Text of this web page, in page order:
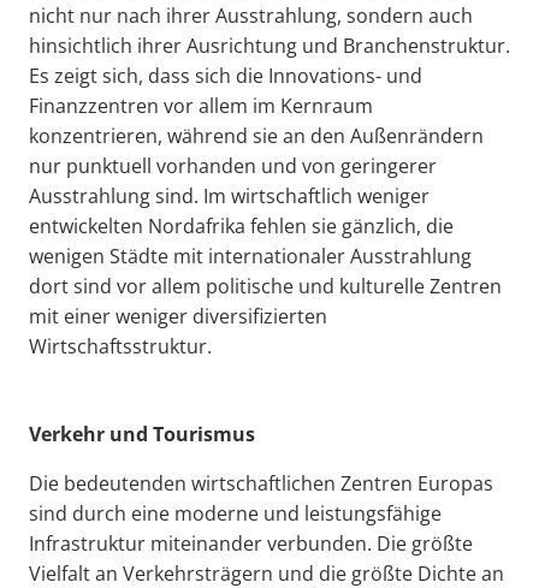
nicht nur nach ihrer Ausstrahlung, sondern auch
hinsichtlich ihrer Ausrichtung und Branchenstruktur.
Es zeigt sich, dass sich die Innovations- und
Finanzzentren vor allem im Kernraum
konzentrieren, während sie an den Außenrändern
nur punktuell vorhanden und von geringerer
Ausstrahlung sind. Im wirtschaftlich weniger
entwickelten Nordafrika fehlen sie gänzlich, die
wenigen Städte mit internationaler Ausstrahlung
dort sind vor allem politische und kulturelle Zentren
mit einer weniger diversifizierten
Wirtschaftsstruktur.
Verkehr und Tourismus
Die bedeutenden wirtschaftlichen Zentren Europas
sind durch eine moderne und leistungsfähige
Infrastruktur miteinander verbunden. Die größte
Vielfalt an Verkehrsträgern und die größte Dichte an